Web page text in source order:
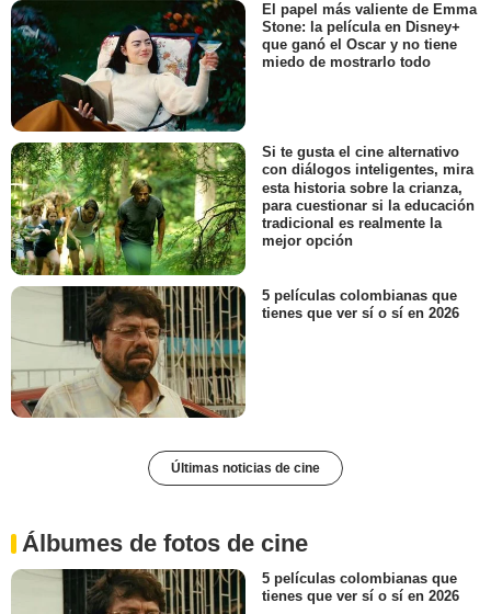
El papel más valiente de Emma
Stone: la película en Disney+
que ganó el Oscar y no tiene
miedo de mostrarlo todo
Si te gusta el cine alternativo
con diálogos inteligentes, mira
esta historia sobre la crianza,
para cuestionar si la educación
tradicional es realmente la
mejor opción
5 películas colombianas que
tienes que ver sí o sí en 2026
Últimas noticias de cine
Álbumes de fotos de cine
5 películas colombianas que
tienes que ver sí o sí en 2026